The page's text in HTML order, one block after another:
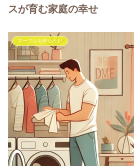
スが育む家庭の幸せ
マーブルを救いたい